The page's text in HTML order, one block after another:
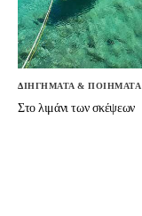
ΔΙΗΓΗΜΑΤΑ & ΠΟΙΗΜΑΤΑ
Στο λιμάνι των σκέψεων